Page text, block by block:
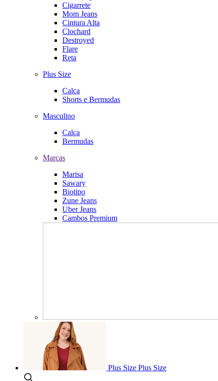
Cigarrete
Mom Jeans
Cintura Alta
Clochard
Destroyed
Flare
Reta
Plus Size
Calça
Shorts e Bermudas
Masculino
Calça
Bermudas
Marcas
Marisa
Sawary
Biotipo
Zune Jeans
Uber Jeans
Cambos Premium
Plus Size Plus Size